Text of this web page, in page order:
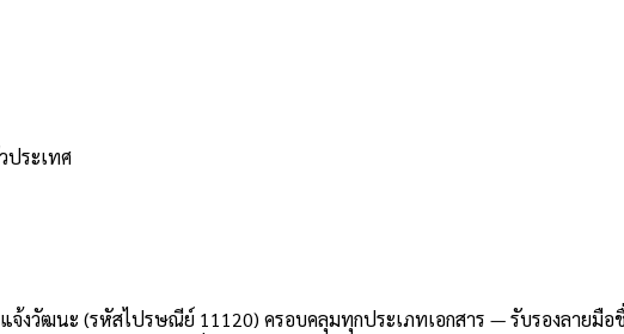
ประเทศ
จ้งวัฒนะ (รหัสไปรษณีย์ 11120) ครอบคลุมทุกประเภทเอกสาร — รับรองลายมื